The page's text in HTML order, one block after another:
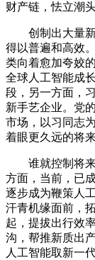
财产链，怯立潮
创制出大量新
得以普遍和高效
类向着愈加夸姣
全球人工智能成
段，另一方面，
新手艺企业。党
市场，以习同志
着眼更久远的将
谁就控制将来
方面，当前，已
逐步成为鞭策人
汗青机缘面前，
起，提拔出行效
沟，帮推新质出
人工智能取新一